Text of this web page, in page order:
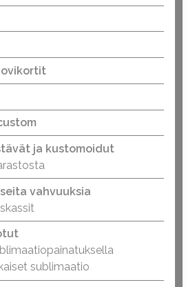
ja kustomoidut
vahvuuksia
sublimaatio